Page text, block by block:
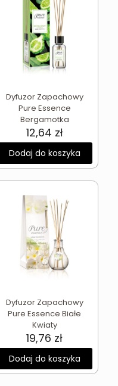
Dyfuzor Zapachowy
Pure Essence
Bergamotka
12,64 zł
Dodaj do koszyka
Dyfuzor Zapachowy
Pure Essence Białe
Kwiaty
19,76 zł
Dodaj do koszyka